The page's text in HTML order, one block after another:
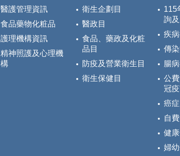
醫護管理資訊
食品藥物化粧品
護理機構資訊
精神照護及心理機
構
衛生企劃目
醫政目
食品、藥政及化粧
品目
防疫及營業衛生目
衛生保健目
115
詢
疾
傳
腸
公
冠
癌
自
健
婦